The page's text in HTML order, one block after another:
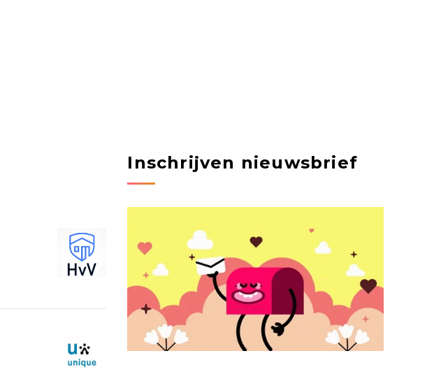
Inschrijven nieuwsbrief